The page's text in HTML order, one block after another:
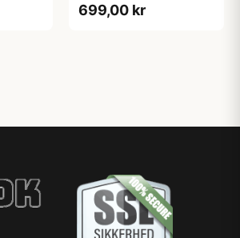
699,00 kr